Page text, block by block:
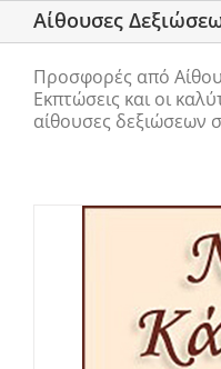
Αίθουσες
Προσφορές από
Εκπτώσεις και οι
αίθουσες δεξιώσεων